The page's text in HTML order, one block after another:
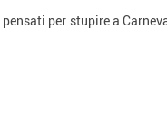
pensati per stupire a